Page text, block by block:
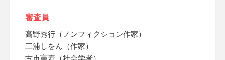
審査員
高野秀行（ノンフィクション作家）
三浦しをん（作家）
古市憲寿（社会学者）